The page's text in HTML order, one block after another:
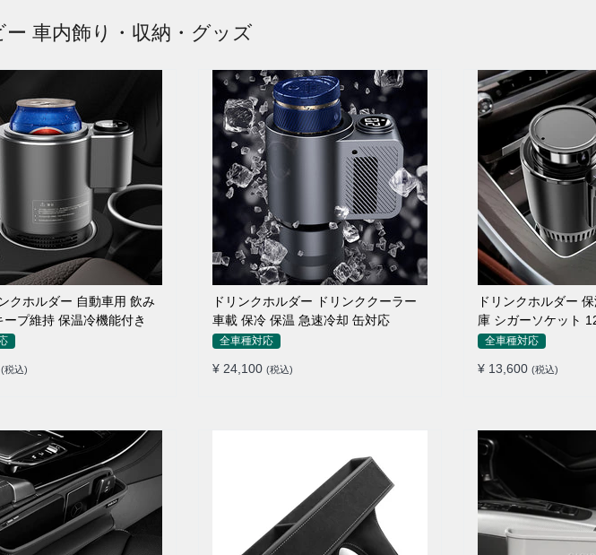
車内飾り・収納・グッズ
クホルダー 自動車用 飲み
適温 キープ維持 保温冷機能付き
(税込)
ドリンクホルダー ドリンククーラー
車載 保冷 保温 急速冷却 缶対応
全車種対応
¥ 24,100 (税込)
ドリンクホルダー
庫 シガーソケット
全車種対応
¥ 13,600 (税込)